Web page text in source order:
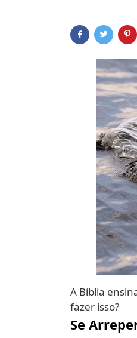
A Bíblia
fazer isso?
Se